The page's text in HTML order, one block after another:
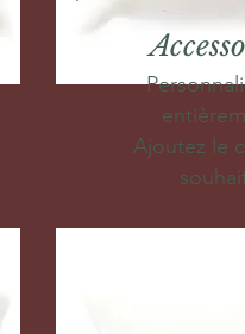
Ajoutez le